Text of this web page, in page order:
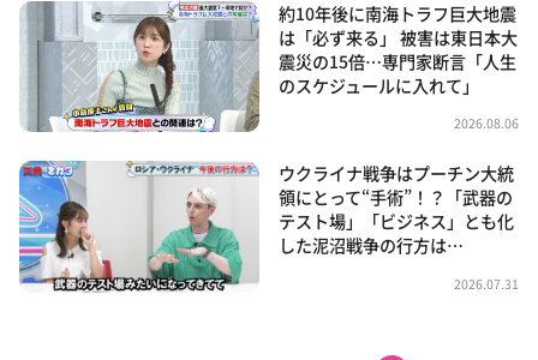
約10年後に南海トラフ巨大地震
は「必ず来る」 被害は東日本大
震災の15倍…専門家断言「人生
のスケジュールに入れて」
2026.08.06
ウクライナ戦争はプーチン大統
領にとって“手術”！？「武器の
テスト場」「ビジネス」とも化
した泥沼戦争の行方は…
2026.07.31